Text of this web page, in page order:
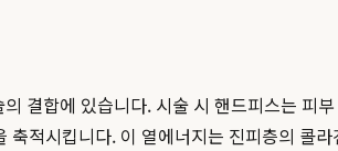
합에 있습니다. 시술 시 핸드피스는 피
적시킵니다. 이 열에너지는 진피층의 콜